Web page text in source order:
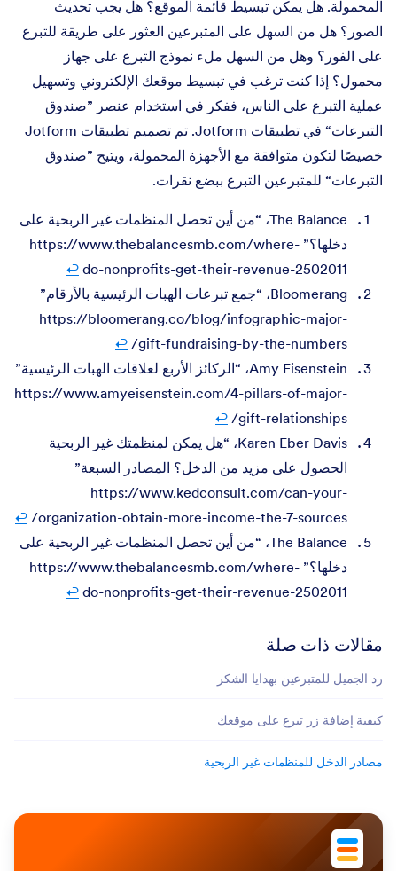
المحمولة. هل يمكن تبسيط قائمة الموقع؟ هل يجب تحديث
الصور؟ هل من السهل على المتبرعين العثور على طريقة للتبرع
على الفور؟ وهل من السهل ملء نموذج التبرع على جهاز
محمول؟ إذا كنت ترغب في تبسيط موقعك الإلكتروني وتسهيل
عملية التبرع على الناس، ففكر في استخدام عنصر ”صندوق
التبرعات“ في تطبيقات Jotform. تم تصميم تطبيقات Jotform
خصيصًا لتكون متوافقة مع الأجهزة المحمولة، ويتيح ”صندوق
التبرعات“ للمتبرعين التبرع ببضع نقرات.
The Balance، “من أين تحصل المنظمات غير الربحية على
دخلها؟” https://www.thebalancesmb.com/where-
do-nonprofits-get-their-revenue-2502011
↩︎
Bloomerang، “جمع تبرعات الهبات الرئيسية بالأرقام”
https://bloomerang.co/blog/infographic-major-
gift-fundraising-by-the-numbers/
↩︎
Amy Eisenstein، “الركائز الأربع لعلاقات الهبات الرئيسية”
https://www.amyeisenstein.com/4-pillars-of-major-
gift-relationships/
↩︎
Karen Eber Davis، “هل يمكن لمنظمتك غير الربحية
الحصول على مزيد من الدخل؟ المصادر السبعة”
https://www.kedconsult.com/can-your-
organization-obtain-more-income-the-7-sources/
↩︎
The Balance، “من أين تحصل المنظمات غير الربحية على
دخلها؟” https://www.thebalancesmb.com/where-
do-nonprofits-get-their-revenue-2502011
↩︎
مقالات ذات صلة
رد الجميل للمتبرعين بهدايا الشكر
كيفية إضافة زر تبرع على موقعك
مصادر الدخل للمنظمات غير الربحية